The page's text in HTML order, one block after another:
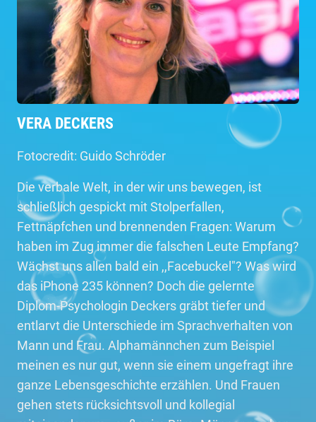
VERA DECKERS
Fotocredit: Guido Schröder
Die verbale Welt, in der wir uns bewegen, ist
schließlich gespickt mit Stolperfallen,
Fettnäpfchen und brennenden Fragen: Warum
haben im Zug immer die falschen Leute Empfang?
Wächst uns allen bald ein ,,Facebuckel"? Was wird
das iPhone 235 können? Doch die gelernte
Diplom-Psychologin Deckers gräbt tiefer und
entlarvt die Unterschiede im Sprachverhalten von
Mann und Frau. Alphamännchen zum Beispiel
meinen es nur gut, wenn sie einem ungefragt ihre
ganze Lebensgeschichte erzählen. Und Frauen
gehen stets rücksichtsvoll und kollegial